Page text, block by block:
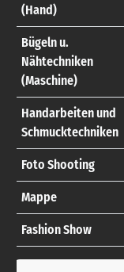
(Hand)
Bügeln u.
Nähtechniken
(Maschine)
Handarbeiten und
Schmucktechniken
Foto Shooting
Mappe
Fashion Show